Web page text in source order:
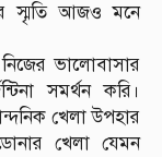
স্মৃতি আজও মনে
নিজের ভালোবাসার
সমর্থন করি।
খেলা উপহার
খেলা যেমন